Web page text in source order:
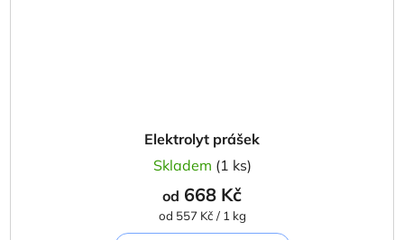
Elektrolyt prášek
Skladem (1 ks)
od 668 Kč
Měrná
cena:
od 557 Kč / 1 kg